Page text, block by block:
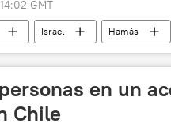
GMT
Israel Hamás
israelí
🛡️ Zonas de conflicto
en un
Chile